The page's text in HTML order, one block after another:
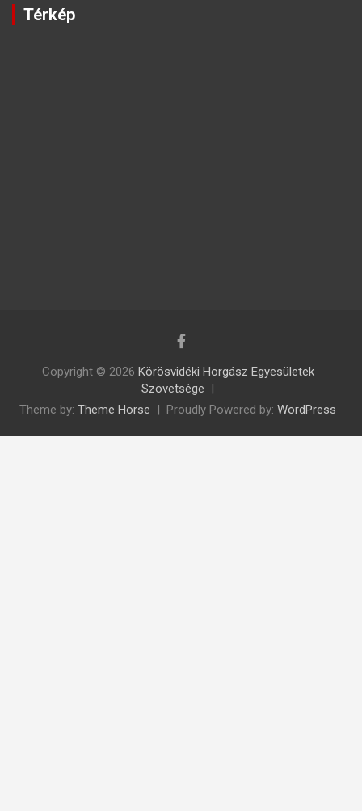
Térkép
Copyright © 2026 Körösvidéki Horgász Egyesületek
Szövetsége
Theme by: Theme Horse Proudly Powered by: WordPress